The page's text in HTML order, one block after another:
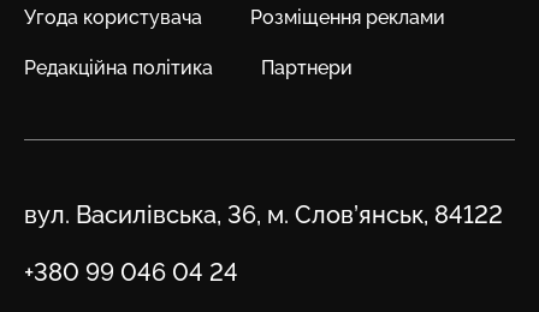
Угода користувача Розміщення реклами
Редакційна політика Партнери
Адреса
вул. Василівська, 36, м. Слов’янськ, 84122
Телефон
+380 99 046 04 24